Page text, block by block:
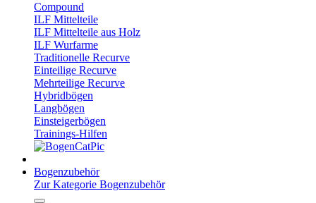
Compound
ILF Mittelteile
ILF Mittelteile aus Holz
ILF Wurfarme
Traditionelle Recurve
Einteilige Recurve
Mehrteilige Recurve
Hybridbögen
Langbögen
Einsteigerbögen
Trainings-Hilfen
Bogenzubehör
Zur Kategorie Bogenzubehör